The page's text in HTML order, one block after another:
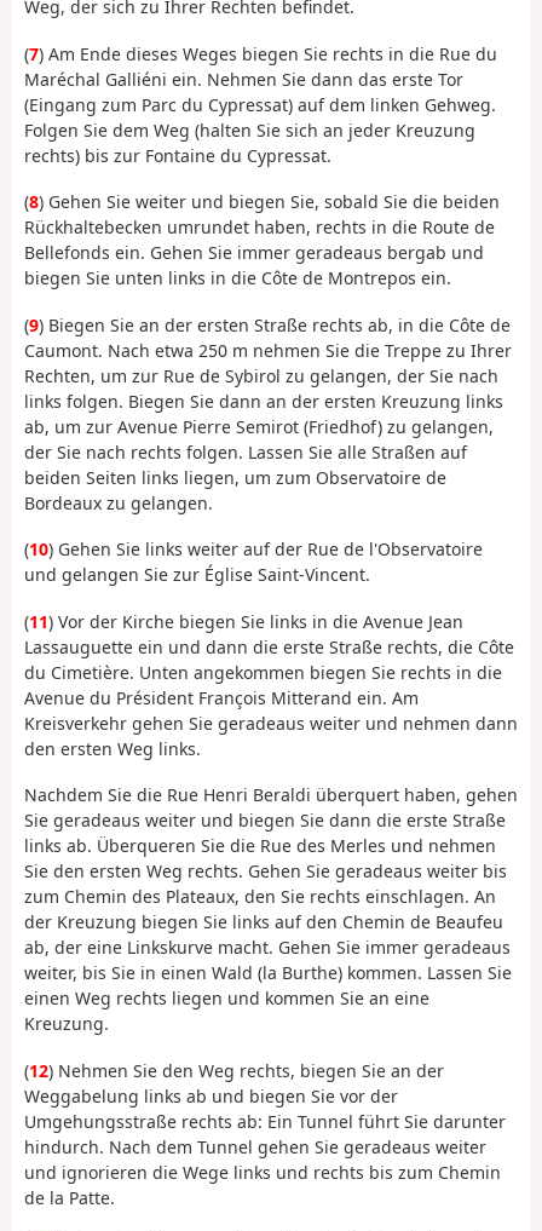
Weg, der sich zu Ihrer Rechten befindet.
(7) Am Ende dieses Weges biegen Sie rechts in die Rue du
Maréchal Galliéni ein. Nehmen Sie dann das erste Tor
(Eingang zum Parc du Cypressat) auf dem linken Gehweg.
Folgen Sie dem Weg (halten Sie sich an jeder Kreuzung
rechts) bis zur Fontaine du Cypressat.
(8) Gehen Sie weiter und biegen Sie, sobald Sie die beiden
Rückhaltebecken umrundet haben, rechts in die Route de
Bellefonds ein. Gehen Sie immer geradeaus bergab und
biegen Sie unten links in die Côte de Montrepos ein.
(9) Biegen Sie an der ersten Straße rechts ab, in die Côte de
Caumont. Nach etwa 250 m nehmen Sie die Treppe zu Ihrer
Rechten, um zur Rue de Sybirol zu gelangen, der Sie nach
links folgen. Biegen Sie dann an der ersten Kreuzung links
ab, um zur Avenue Pierre Semirot (Friedhof) zu gelangen,
der Sie nach rechts folgen. Lassen Sie alle Straßen auf
beiden Seiten links liegen, um zum Observatoire de
Bordeaux zu gelangen.
(10) Gehen Sie links weiter auf der Rue de l'Observatoire
und gelangen Sie zur Église Saint-Vincent.
(11) Vor der Kirche biegen Sie links in die Avenue Jean
Lassauguette ein und dann die erste Straße rechts, die Côte
du Cimetière. Unten angekommen biegen Sie rechts in die
Avenue du Président François Mitterand ein. Am
Kreisverkehr gehen Sie geradeaus weiter und nehmen dann
den ersten Weg links.
Nachdem Sie die Rue Henri Beraldi überquert haben, gehen
Sie geradeaus weiter und biegen Sie dann die erste Straße
links ab. Überqueren Sie die Rue des Merles und nehmen
Sie den ersten Weg rechts. Gehen Sie geradeaus weiter bis
zum Chemin des Plateaux, den Sie rechts einschlagen. An
der Kreuzung biegen Sie links auf den Chemin de Beaufeu
ab, der eine Linkskurve macht. Gehen Sie immer geradeaus
weiter, bis Sie in einen Wald (la Burthe) kommen. Lassen Sie
einen Weg rechts liegen und kommen Sie an eine
Kreuzung.
(12) Nehmen Sie den Weg rechts, biegen Sie an der
Weggabelung links ab und biegen Sie vor der
Umgehungsstraße rechts ab: Ein Tunnel führt Sie darunter
hindurch. Nach dem Tunnel gehen Sie geradeaus weiter
und ignorieren die Wege links und rechts bis zum Chemin
de la Patte.